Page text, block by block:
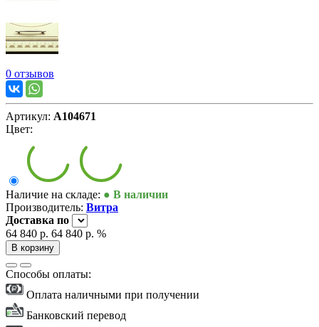
0 отзывов
Артикул: А104671
Цвет:
Наличие на складе: ● В наличии
Производитель: Витра
Доставка по
64 840 р. 64 840 р. %
В корзину
Способы оплаты:
Оплата наличными при получении
Банковский перевод